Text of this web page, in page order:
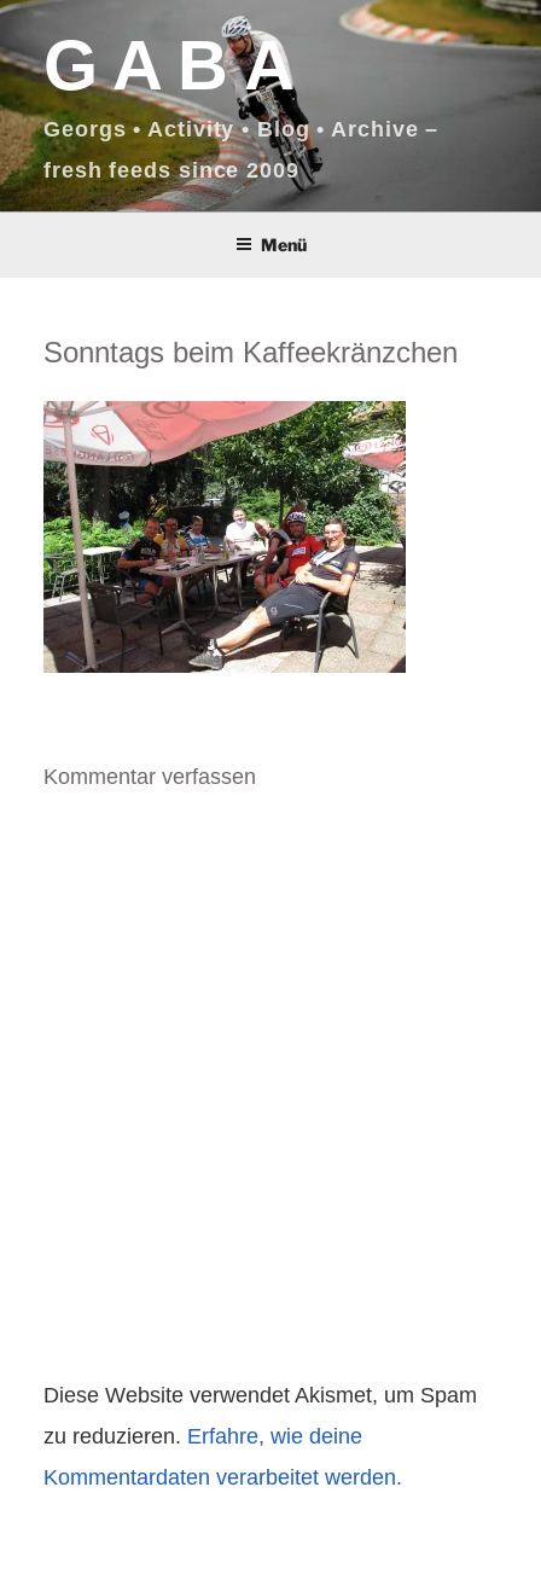
Zum
Inhalt
springenGABA
Georgs • Activity • Blog • Archive –
fresh feeds since 2009
Menü
Sonntags beim Kaffeekränzchen
Kommentar verfassen
Diese Website verwendet Akismet, um Spam
zu reduzieren. Erfahre, wie deine
Kommentardaten verarbeitet werden.